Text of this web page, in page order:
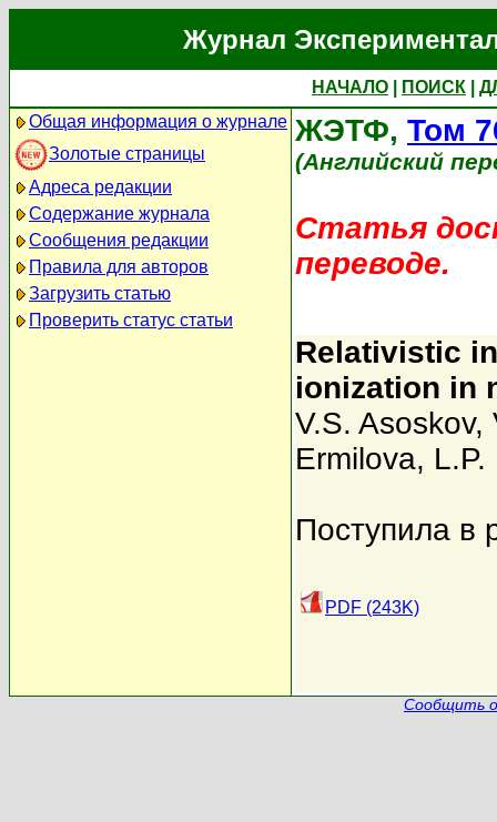
Журнал
НАЧАЛО ПОИСК
Общая информация о журнале
Золотые страницы
Адреса редакции
Содержание журнала
Сообщения редакции
Правила для авторов
Загрузить статью
Проверить статус статьи
ЖЭТФ, Том
(Английский
Статья
переводе.
Relativistic
ionization in
V.S. Asoskov,
Ermilova,
Поступила в
PDF (243K)
Сообщить о